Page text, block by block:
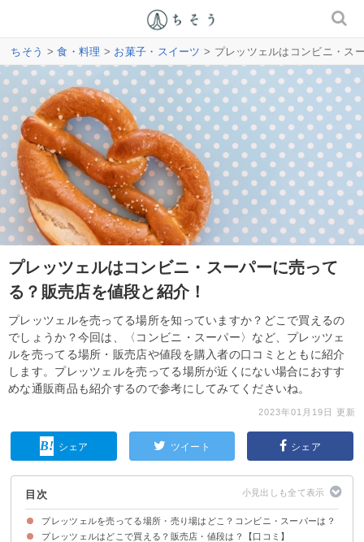
ちそう >食・料理 > お菓子・スイーツ > プレッツェルはコンビニ・ス
プレッツェルはコンビニ・スーパーに売って
る？販売店を値段と紹介！
プレッツェルを売ってる場所を知っていますか？どこで買えるの
でしょうか？今回は、〈コンビニ・スーパー〉など、プレッツェ
ルを売ってる場所・販売店や値段を購入者の口コミとともに紹介
します。プレッツェルを売ってる場所が近くにない場合におすす
めな通販商品も紹介するので参考にしてみてくださいね。
2023年01月19日 更新
シェア ツイート シェア
目次
プレッツェルを売ってる場所・売り場はどこ？コンビニ・スーパーは？
プレッツェルの売ってる場所・販売店の一覧
プレッツェルの売り場
プレッツェルはどこで買える？販売店・値段は？【口コミ】